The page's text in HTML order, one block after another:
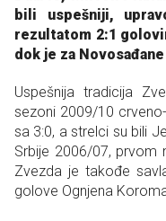
bili uspešniji,
rezultatom 2:1
dok je za
Uspešnija tradicija
sezoni 2009/10
sa 3:0, a strelci su bili
Srbije 2006/07, prvom
Zvezda je takođe
golove Ognjena